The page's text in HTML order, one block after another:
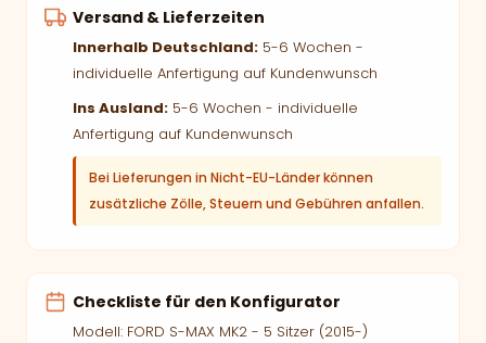
Versand & Lieferzeiten
Innerhalb Deutschland: 5-6 Wochen -
individuelle Anfertigung auf Kundenwunsch
Ins Ausland: 5-6 Wochen - individuelle
Anfertigung auf Kundenwunsch
Bei Lieferungen in Nicht-EU-Länder können
zusätzliche Zölle, Steuern und Gebühren anfallen.
Checkliste für den Konfigurator
Modell: FORD S-MAX MK2 - 5 Sitzer (2015-)